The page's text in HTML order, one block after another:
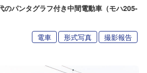
のパンタグラフ付き中間電動車（モハ205-
電車 形式写真 撮影報告